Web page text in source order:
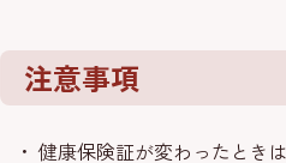
注意事項
健康保険証が変わったとき